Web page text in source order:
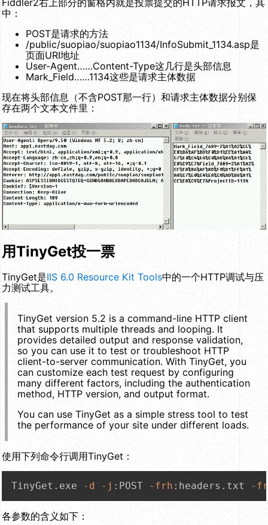
Fiddler2右上部分的窗格内就是投票提交的HTTP请求报文，其
中：
POST是请求的方法
/public/suopiao/suopiao1134/InfoSubmit_1134.asp是
页面URI地址
User-Agent……Content-Type这几行是头部信息
Mark_Field……1134这些是请求主体数据
现在将头部信息（不含POST那一行）和请求主体数据分别保
存在两个文本文件里：
用TinyGet投一票
TinyGet是IIS 6.0 Resource Kit Tools中的一个HTTP调试与压
力测试工具。
TinyGet version 5.2 is a command-line HTTP client
that supports multiple threads and looping. It
provides detailed output and response validation,
so you can use it to test or troubleshoot HTTP
client-to-server communication. With TinyGet, you
can customize each test request by configuring
many different factors, including the authentication
method, HTTP version, and output format.
You can use TinyGet as a simple stress tool to test
the performance of your site under different loads.
使用下列命令行调用TinyGet：
TinyGet.exe -d -j :POST -frh :headers.txt -
各参数的含义如下：